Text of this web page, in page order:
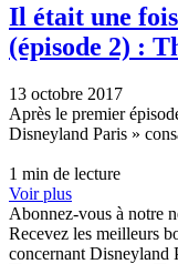
Il était une
(épisode 2) :
13 octobre 2017
Après le premier
Disneyland Paris »
1 min de lecture
Voir plus
Abonnez-vous à notre
Recevez les meilleurs
concernant Disneyland